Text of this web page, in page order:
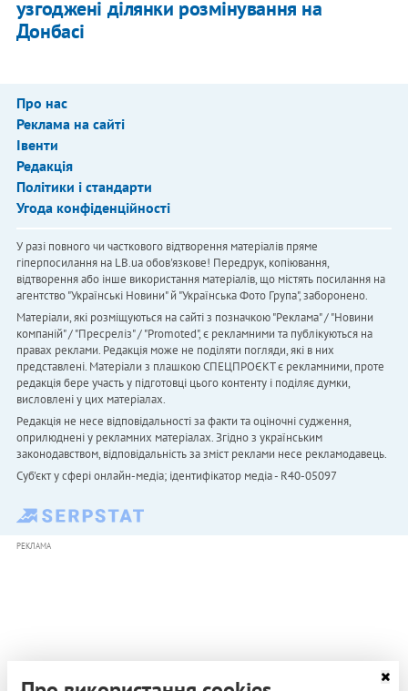
узгоджені ділянки розмінування на
Донбасі
Про нас
Реклама на сайті
Івенти
Редакція
Політики і стандарти
Угода конфіденційності
У разі повного чи часткового відтворення матеріалів пряме
гіперпосилання на LB.ua обов'язкове! Передрук, копіювання,
відтворення або інше використання матеріалів, що містять посилання на
агентство "Українськi Новини" й "Українська Фото Група", заборонено.
Матеріали, які розміщуються на сайті з позначкою "Реклама" / "Новини
компаній" / "Пресреліз" / "Promoted", є рекламними та публікуються на
правах реклами. Редакція може не поділяти погляди, які в них
представлені. Матеріали з плашкою СПЕЦПРОЄКТ є рекламними, проте
редакція бере участь у підготовці цього контенту і поділяє думки,
висловлені у цих матеріалах.
Редакція не несе відповідальності за факти та оціночні судження,
оприлюднені у рекламних матеріалах. Згідно з українським
законодавством, відповідальність за зміст реклами несе рекламодавець.
Cуб'єкт у сфері онлайн-медіа; ідентифікатор медіа - R40-05097
РЕКЛАМА